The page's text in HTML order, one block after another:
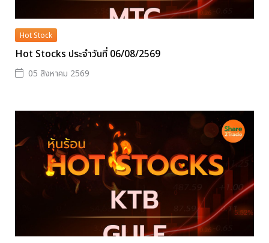
Hot Stock
Hot Stocks ประจำวันที่ 06/08/2569
05 สิงหาคม 2569